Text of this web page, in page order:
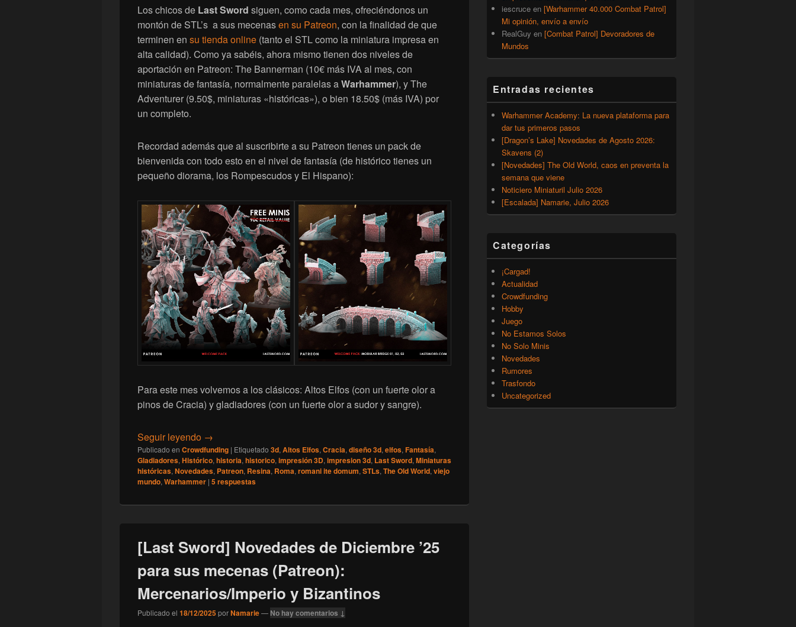
Los chicos de Last Sword siguen, como cada mes, ofreciéndonos un
montón de STL’s a sus mecenasen su Patreon, con la finalidad de que
terminen en su tienda online (tanto el STL como la miniatura impresa en
alta calidad). Como ya sabéis, ahora mismo tienen dos niveles de
aportación en Patreon: The Bannerman (10€ más IVA al mes, con
miniaturas de fantasía, normalmente paralelas aWarhammer), y The
Adventurer (9.50$, miniaturas «históricas»), o bien 18.50$ (más IVA) por
un completo.
Recordad además que al suscribirte a su Patreon tienes un pack de
bienvenida con todo esto en el nivel de fantasía (de histórico tienes un
pequeño diorama, los Rompescudos y El Hispano):
Para este mes volvemos a los clásicos: Altos Elfos (con un fuerte olor a
pinos de Cracia) y gladiadores (con un fuerte olor a sudor y sangre).
Seguir leyendo [Last Sword] Novedades de Enero ’26 para sus mecenas (Patreon): Altos Elfos y Gladiadores
→
Publicado en Crowdfunding | Etiquetado 3d, Altos Elfos, Cracia, diseño 3d, elfos, Fantasía,
Gladiadores, Histórico, historia, historico, impresión 3D, impresion 3d, Last Sword, Miniaturas
históricas, Novedades, Patreon, Resina, Roma, romani ite domum, STLs, The Old World, viejo
mundo, Warhammer | 5respuestas
[Last Sword] Novedades de Diciembre ’25
para sus mecenas (Patreon):
Mercenarios/Imperio y Bizantinos
Publicado el 18/12/2025porNamarie— No hay comentarios ↓
iescruce en [Warhammer 40.000 Combat Patrol]
Mi opinión, envío a envío
RealGuy en [Combat Patrol] Devoradores de
Mundos
Entradas recientes
Warhammer Academy: La nueva plataforma para
dar tus primeros pasos
[Dragon’s Lake] Novedades de Agosto 2026:
Skavens (2)
[Novedades] The Old World, caos en preventa la
semana que viene
Noticiero Miniaturil Julio 2026
[Escalada] Namarie, Julio 2026
Categorías
¡Cargad!
Actualidad
Crowdfunding
Hobby
Juego
No Estamos Solos
No Solo Minis
Novedades
Rumores
Trasfondo
Uncategorized